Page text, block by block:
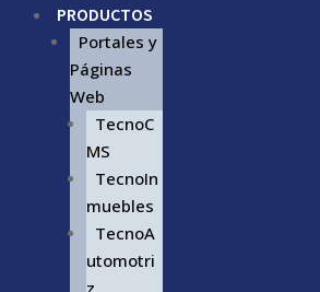
PRODUCTOS
Portales y
Páginas
Web
TecnoC
MS
TecnoIn
muebles
TecnoA
utomotri